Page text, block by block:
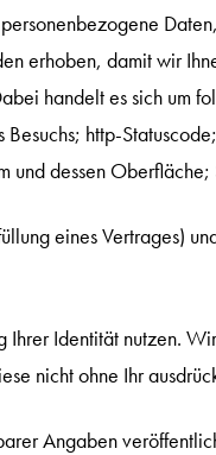
erhoben, damit wir
handelt es sich um
http-
dessen
eines Vertrages)
Identität nutzen.
nicht ohne Ihr
Angaben